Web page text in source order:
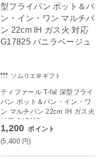
ソムリエ＠ギフト
ティファール T-fal 深型フライ
パン ポット＆パン・イン・ワ
ン マルチパン 22cm IH ガス火
対応 G17825 バニラベージュ
1,200 ポイント
(5,400 円)